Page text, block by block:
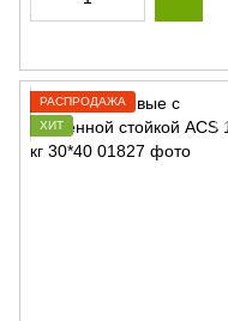
РАСПРОДАЖА
ХИТ